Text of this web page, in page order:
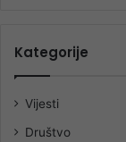
Kategorije
Vijesti
Društvo